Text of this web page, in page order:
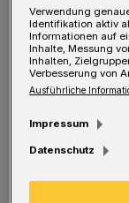
Von Stefan Seitz
A ls die
200.000
Von der
Direktor
Verwendung
Identifikation aktiv
Informationen auf
Inhalte, Messung
Inhalten,
Verbesserung von
Ausführliche
Impressum
Datenschutz